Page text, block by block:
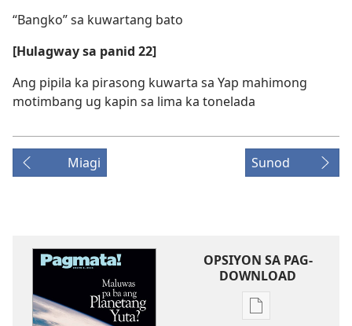
“Bangko” sa kuwartang bato
[Hulagway sa panid 22]
Ang pipila ka pirasong kuwarta sa Yap mahimong
motimbang ug kapin sa lima ka tonelada
Miagi Sunod
OPSIYON SA PAG-
DOWNLOAD
Opsiyon